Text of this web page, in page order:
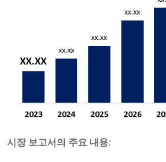
시장 보고서의 주요 내용: